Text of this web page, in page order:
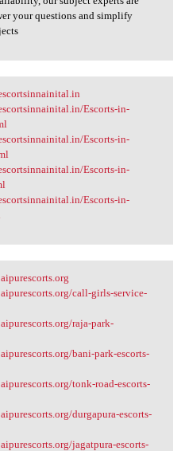
your questions and simplify
Escorts-in-
Escorts-in-
Escorts-in-
Escorts-in-
call-girls-service-
raja-park-
bani-park-escorts-
tonk-road-escorts-
durgapura-escorts-
jagatpura-escorts-